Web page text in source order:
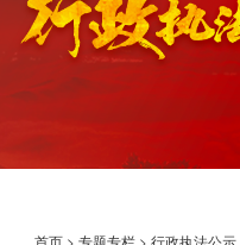
首页 >专题专栏 >行政执法公示